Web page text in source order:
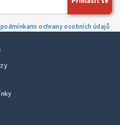
podmínkami ochrany osobních údajů